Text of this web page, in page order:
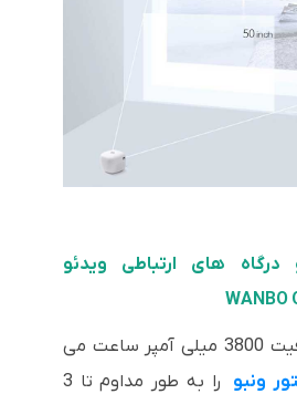
درگاه های ارتباطی ویدئو
باتری داخلی با ظرفیت 3800 میلی آمپر ساعت می
ونبو
را به طور مداوم تا 3